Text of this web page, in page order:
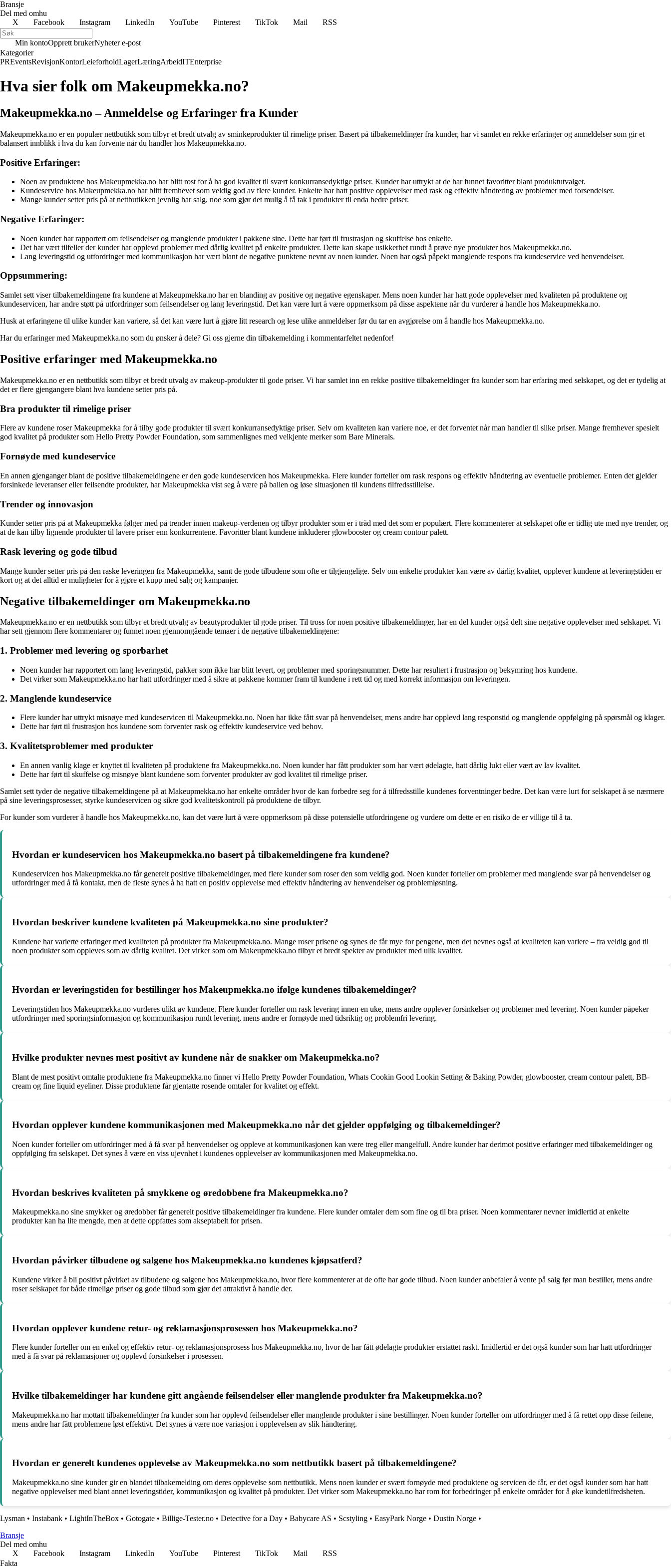
Bransje
Del med omhu
X
Facebook Instagram LinkedIn YouTube Pinterest TikTok Mail RSS
Min kontoOpprett brukerNyheter e-post
Kategorier
PREventsRevisjonKontorLeieforholdLagerLæringArbeidITEnterprise
Hva sier folk om Makeupmekka.no?
Makeupmekka.no – Anmeldelse og Erfaringer fra Kunder
Makeupmekka.no er en populær nettbutikk som tilbyr et bredt utvalg av sminkeprodukter til rimelige priser. Basert på tilbakemeldinger fra kunder, har vi samlet en rekke erfaringer og anmeldelser som gir et
balansert innblikk i hva du kan forvente når du handler hos Makeupmekka.no.
Positive Erfaringer:
Noen av produktene hos Makeupmekka.no har blitt rost for å ha god kvalitet til svært konkurransedyktige priser. Kunder har uttrykt at de har funnet favoritter blant produktutvalget.
Kundeservice hos Makeupmekka.no har blitt fremhevet som veldig god av flere kunder. Enkelte har hatt positive opplevelser med rask og effektiv håndtering av problemer med forsendelser.
Mange kunder setter pris på at nettbutikken jevnlig har salg, noe som gjør det mulig å få tak i produkter til enda bedre priser.
Negative Erfaringer:
Noen kunder har rapportert om feilsendelser og manglende produkter i pakkene sine. Dette har ført til frustrasjon og skuffelse hos enkelte.
Det har vært tilfeller der kunder har opplevd problemer med dårlig kvalitet på enkelte produkter. Dette kan skape usikkerhet rundt å prøve nye produkter hos Makeupmekka.no.
Lang leveringstid og utfordringer med kommunikasjon har vært blant de negative punktene nevnt av noen kunder. Noen har også påpekt manglende respons fra kundeservice ved henvendelser.
Oppsummering:
Samlet sett viser tilbakemeldingene fra kundene at Makeupmekka.no har en blanding av positive og negative egenskaper. Mens noen kunder har hatt gode opplevelser med kvaliteten på produktene og
kundeservicen, har andre støtt på utfordringer som feilsendelser og lang leveringstid. Det kan være lurt å være oppmerksom på disse aspektene når du vurderer å handle hos Makeupmekka.no.
Husk at erfaringene til ulike kunder kan variere, så det kan være lurt å gjøre litt research og lese ulike anmeldelser før du tar en avgjørelse om å handle hos Makeupmekka.no.
Har du erfaringer med Makeupmekka.no som du ønsker å dele? Gi oss gjerne din tilbakemelding i kommentarfeltet nedenfor!
Positive erfaringer med Makeupmekka.no
Makeupmekka.no er en nettbutikk som tilbyr et bredt utvalg av makeup-produkter til gode priser. Vi har samlet inn en rekke positive tilbakemeldinger fra kunder som har erfaring med selskapet, og det er tydelig at
det er flere gjengangere blant hva kundene setter pris på.
Bra produkter til rimelige priser
Flere av kundene roser Makeupmekka for å tilby gode produkter til svært konkurransedyktige priser. Selv om kvaliteten kan variere noe, er det forventet når man handler til slike priser. Mange fremhever spesielt
god kvalitet på produkter som Hello Pretty Powder Foundation, som sammenlignes med velkjente merker som Bare Minerals.
Fornøyde med kundeservice
En annen gjenganger blant de positive tilbakemeldingene er den gode kundeservicen hos Makeupmekka. Flere kunder forteller om rask respons og effektiv håndtering av eventuelle problemer. Enten det gjelder
forsinkede leveranser eller feilsendte produkter, har Makeupmekka vist seg å være på ballen og løse situasjonen til kundens tilfredsstillelse.
Trender og innovasjon
Kunder setter pris på at Makeupmekka følger med på trender innen makeup-verdenen og tilbyr produkter som er i tråd med det som er populært. Flere kommenterer at selskapet ofte er tidlig ute med nye trender, og
at de kan tilby lignende produkter til lavere priser enn konkurrentene. Favoritter blant kundene inkluderer glowbooster og cream contour palett.
Rask levering og gode tilbud
Mange kunder setter pris på den raske leveringen fra Makeupmekka, samt de gode tilbudene som ofte er tilgjengelige. Selv om enkelte produkter kan være av dårlig kvalitet, opplever kundene at leveringstiden er
kort og at det alltid er muligheter for å gjøre et kupp med salg og kampanjer.
Negative tilbakemeldinger om Makeupmekka.no
Makeupmekka.no er en nettbutikk som tilbyr et bredt utvalg av beautyprodukter til gode priser. Til tross for noen positive tilbakemeldinger, har en del kunder også delt sine negative opplevelser med selskapet. Vi
har sett gjennom flere kommentarer og funnet noen gjennomgående temaer i de negative tilbakemeldingene:
1. Problemer med levering og sporbarhet
Noen kunder har rapportert om lang leveringstid, pakker som ikke har blitt levert, og problemer med sporingsnummer. Dette har resultert i frustrasjon og bekymring hos kundene.
Det virker som Makeupmekka.no har hatt utfordringer med å sikre at pakkene kommer fram til kundene i rett tid og med korrekt informasjon om leveringen.
2. Manglende kundeservice
Flere kunder har uttrykt misnøye med kundeservicen til Makeupmekka.no. Noen har ikke fått svar på henvendelser, mens andre har opplevd lang responstid og manglende oppfølging på spørsmål og klager.
Dette har ført til frustrasjon hos kundene som forventer rask og effektiv kundeservice ved behov.
3. Kvalitetsproblemer med produkter
En annen vanlig klage er knyttet til kvaliteten på produktene fra Makeupmekka.no. Noen kunder har fått produkter som har vært ødelagte, hatt dårlig lukt eller vært av lav kvalitet.
Dette har ført til skuffelse og misnøye blant kundene som forventer produkter av god kvalitet til rimelige priser.
Samlet sett tyder de negative tilbakemeldingene på at Makeupmekka.no har enkelte områder hvor de kan forbedre seg for å tilfredsstille kundenes forventninger bedre. Det kan være lurt for selskapet å se nærmere
på sine leveringsprosesser, styrke kundeservicen og sikre god kvalitetskontroll på produktene de tilbyr.
For kunder som vurderer å handle hos Makeupmekka.no, kan det være lurt å være oppmerksom på disse potensielle utfordringene og vurdere om dette er en risiko de er villige til å ta.
Hvordan er kundeservicen hos Makeupmekka.no basert på tilbakemeldingene fra kundene?
Kundeservicen hos Makeupmekka.no får generelt positive tilbakemeldinger, med flere kunder som roser den som veldig god. Noen kunder forteller om problemer med manglende svar på henvendelser og
utfordringer med å få kontakt, men de fleste synes å ha hatt en positiv opplevelse med effektiv håndtering av henvendelser og problemløsning.
Hvordan beskriver kundene kvaliteten på Makeupmekka.no sine produkter?
Kundene har varierte erfaringer med kvaliteten på produkter fra Makeupmekka.no. Mange roser prisene og synes de får mye for pengene, men det nevnes også at kvaliteten kan variere – fra veldig god til
noen produkter som oppleves som av dårlig kvalitet. Det virker som om Makeupmekka.no tilbyr et bredt spekter av produkter med ulik kvalitet.
Hvordan er leveringstiden for bestillinger hos Makeupmekka.no ifølge kundenes tilbakemeldinger?
Leveringstiden hos Makeupmekka.no vurderes ulikt av kundene. Flere kunder forteller om rask levering innen en uke, mens andre opplever forsinkelser og problemer med levering. Noen kunder påpeker
utfordringer med sporingsinformasjon og kommunikasjon rundt levering, mens andre er fornøyde med tidsriktig og problemfri levering.
Hvilke produkter nevnes mest positivt av kundene når de snakker om Makeupmekka.no?
Blant de mest positivt omtalte produktene fra Makeupmekka.no finner vi Hello Pretty Powder Foundation, Whats Cookin Good Lookin Setting & Baking Powder, glowbooster, cream contour palett, BB-
cream og fine liquid eyeliner. Disse produktene får gjentatte rosende omtaler for kvalitet og effekt.
Hvordan opplever kundene kommunikasjonen med Makeupmekka.no når det gjelder oppfølging og tilbakemeldinger?
Noen kunder forteller om utfordringer med å få svar på henvendelser og oppleve at kommunikasjonen kan være treg eller mangelfull. Andre kunder har derimot positive erfaringer med tilbakemeldinger og
oppfølging fra selskapet. Det synes å være en viss ujevnhet i kundenes opplevelser av kommunikasjonen med Makeupmekka.no.
Hvordan beskrives kvaliteten på smykkene og øredobbene fra Makeupmekka.no?
Makeupmekka.no sine smykker og øredobber får generelt positive tilbakemeldinger fra kundene. Flere kunder omtaler dem som fine og til bra priser. Noen kommentarer nevner imidlertid at enkelte
produkter kan ha lite mengde, men at dette oppfattes som akseptabelt for prisen.
Hvordan påvirker tilbudene og salgene hos Makeupmekka.no kundenes kjøpsatferd?
Kundene virker å bli positivt påvirket av tilbudene og salgene hos Makeupmekka.no, hvor flere kommenterer at de ofte har gode tilbud. Noen kunder anbefaler å vente på salg før man bestiller, mens andre
roser selskapet for både rimelige priser og gode tilbud som gjør det attraktivt å handle der.
Hvordan opplever kundene retur- og reklamasjonsprosessen hos Makeupmekka.no?
Flere kunder forteller om en enkel og effektiv retur- og reklamasjonsprosess hos Makeupmekka.no, hvor de har fått ødelagte produkter erstattet raskt. Imidlertid er det også kunder som har hatt utfordringer
med å få svar på reklamasjoner og opplevd forsinkelser i prosessen.
Hvilke tilbakemeldinger har kundene gitt angående feilsendelser eller manglende produkter fra Makeupmekka.no?
Makeupmekka.no har mottatt tilbakemeldinger fra kunder som har opplevd feilsendelser eller manglende produkter i sine bestillinger. Noen kunder forteller om utfordringer med å få rettet opp disse feilene,
mens andre har fått problemene løst effektivt. Det synes å være noe variasjon i opplevelsen av slik håndtering.
Hvordan er generelt kundenes opplevelse av Makeupmekka.no som nettbutikk basert på tilbakemeldingene?
Makeupmekka.no sine kunder gir en blandet tilbakemelding om deres opplevelse som nettbutikk. Mens noen kunder er svært fornøyde med produktene og servicen de får, er det også kunder som har hatt
negative opplevelser med blant annet leveringstider, kommunikasjon og kvalitet på produkter. Det virker som Makeupmekka.no har rom for forbedringer på enkelte områder for å øke kundetilfredsheten.
Lysman • Instabank • LightInTheBox • Gotogate • Billige-Tester.no • Detective for a Day • Babycare AS • Scstyling • EasyPark Norge • Dustin Norge •
Bransje
Del med omhu
X
Facebook Instagram LinkedIn YouTube Pinterest TikTok Mail
RSS
Fakta